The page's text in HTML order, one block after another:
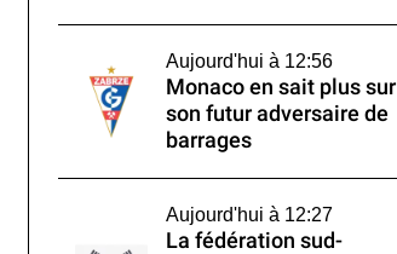
Aujourd'hui à 12:56
Monaco en sait plus sur
son futur adversaire de
barrages
Aujourd'hui à 12:27
La fédération sud-